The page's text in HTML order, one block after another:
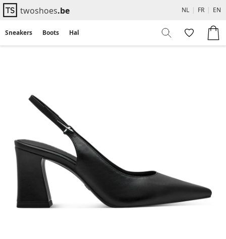
twoshoes.be NL | FR | EN
Sneakers Boots Hakken